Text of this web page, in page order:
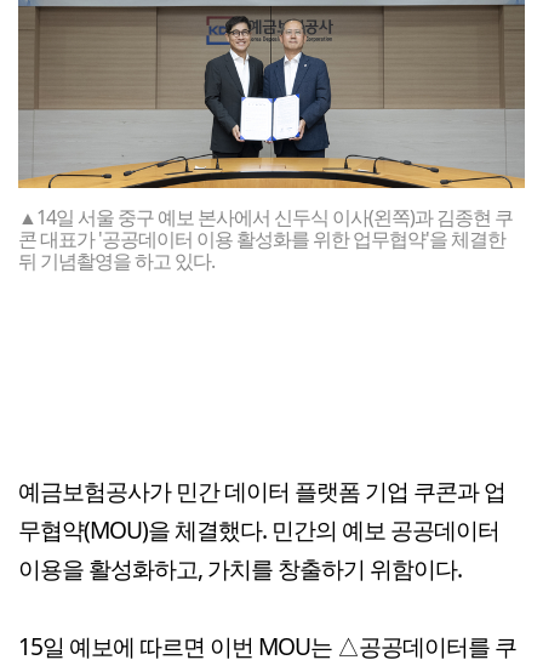
▲14일 서울 중구 예보 본사에서 신두식 이사(왼쪽)과 김종현 쿠
콘 대표가 '공공데이터 이용 활성화를 위한 업무협약'을 체결한
뒤 기념촬영을 하고 있다.
예금보험공사가 민간 데이터 플랫폼 기업 쿠콘과 업
무협약(MOU)을 체결했다. 민간의 예보 공공데이터
이용을 활성화하고, 가치를 창출하기 위함이다.
15일 예보에 따르면 이번 MOU는 △공공데이터를 쿠